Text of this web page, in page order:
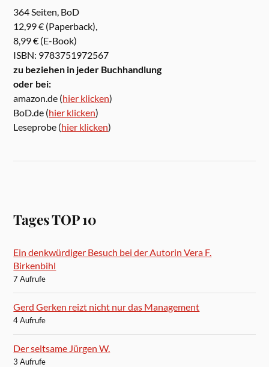
364 Seiten, BoD
12,99 € (Paperback),
8,99 € (E-Book)
ISBN: 9783751972567
zu beziehen in jeder Buchhandlung
oder bei:
amazon.de (hier klicken)
BoD.de (hier klicken)
Leseprobe (hier klicken)
Tages TOP 10
Ein denkwürdiger Besuch bei der Autorin Vera F.
Birkenbihl
7 Aufrufe
Gerd Gerken reizt nicht nur das Management
4 Aufrufe
Der seltsame Jürgen W.
3 Aufrufe